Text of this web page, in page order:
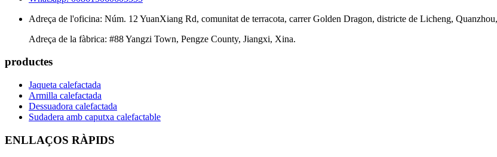
Adreça de l'oficina: Núm. 12 YuanXiang Rd, comunitat de terracota, carrer Golden Dragon, districte de Licheng,
Adreça de la fàbrica: #88 Yangzi Town, Pengze County, Jiangxi, Xina.
productes
Jaqueta calefactada
Armilla calefactada
Dessuadora calefactada
Sudadera amb caputxa calefactable
ENLLAÇOS RÀPIDS